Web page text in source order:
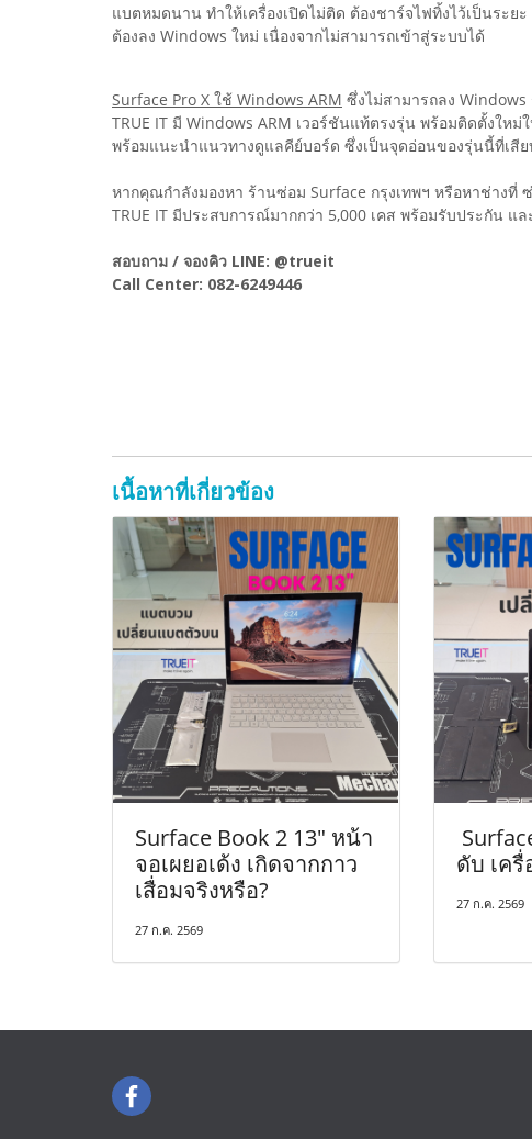
แบตหมดนาน ทำให้เครื่องเปิดไม่ติด ต้องชาร์จไฟทิ้งไว้เป็นระยะ
ต้องลง Windows ใหม่ เนื่องจากไม่สามารถเข้าสู่ระบบได้
Surface Pro X ใช้ Windows ARM ซึ่งไม่สามารถลง Windows
TRUE IT มี Windows ARM เวอร์ชันแท้ตรงรุ่น พร้อมติดตั้งใหม่ใ
พร้อมแนะนำแนวทางดูแลคีย์บอร์ด ซึ่งเป็นจุดอ่อนของรุ่นนี้ที่เสีย
หากคุณกำลังมองหา ร้านซ่อม Surface กรุงเทพฯ หรือหาช่างที่
TRUE IT มีประสบการณ์มากกว่า 5,000 เคส พร้อมรับประกัน แ
สอบถาม / จองคิว LINE: @trueit
Call Center: 082-6249446
เนื้อหาที่เกี่ยวข้อง
Surface Book 2 13" หน้า
จอเผยอเด้ง เกิดจากกาว
เสื่อมจริงหรือ?
27 ก.ค. 2569
ดับ เครื่
27 ก.ค. 2569